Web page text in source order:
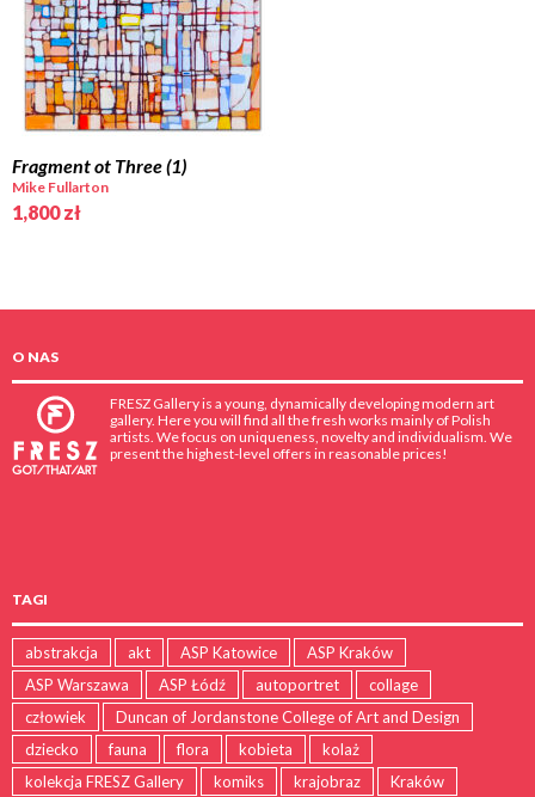
Fragment ot Three (1)
Mike Fullarton
1,800zł
Blue Fracture
Mike Fullarton
2,000zł
O NAS
FRESZ Gallery is a young, dynamically developing modern art
gallery. Here you will find all the fresh works mainly of Polish
artists. We focus on uniqueness, novelty and individualism. We
present the highest-level offers in reasonable prices!
TAGI
abstrakcja akt ASP Katowice
ASP Kraków
ASP Warszawa
ASP Łódź autoportret
collage
człowiek
Duncan of Jordanstone College of Art and Design
dziecko
fauna flora kobieta
kolaż
kolekcja FRESZ Gallery
komiks krajobraz
Kraków